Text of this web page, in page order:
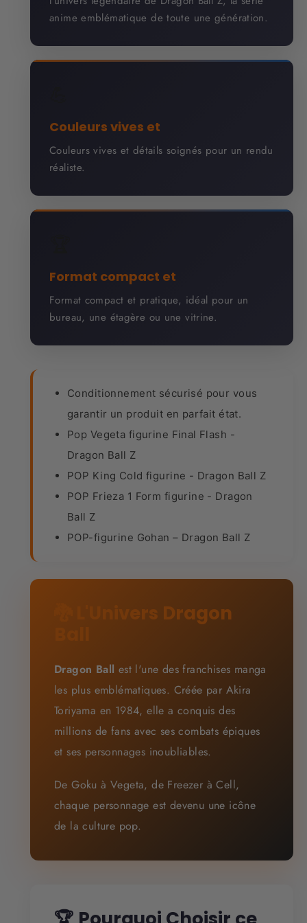
anime emblématique de toute une génération.
Couleurs vives et
Couleurs vives et détails soignés pour un rendu
réaliste.
Format compact et
Format compact et pratique, idéal pour un
bureau, une étagère ou une vitrine.
Conditionnement sécurisé pour vous
garantir un produit en parfait état.
Pop Vegeta figurine Final Flash -
Dragon Ball Z
POP King Cold figurine - Dragon Ball Z
POP Frieza 1 Form figurine - Dragon
Ball Z
POP-figurine Gohan – Dragon Ball Z
🐉 L'Univers Dragon
Dragon Ball est l'une des franchises manga
les plus emblématiques. Créée par Akira
Toriyama en 1984, elle a conquis des
millions de fans avec ses combats épiques
et ses personnages inoubliables.
De Goku à Vegeta, de Freezer à Cell,
chaque personnage est devenu une icône
de la culture pop.